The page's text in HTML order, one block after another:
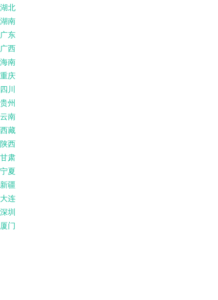
湖北
湖南
广东
广西
海南
重庆
四川
贵州
云南
西藏
陕西
甘肃
宁夏
新疆
大连
深圳
厦门